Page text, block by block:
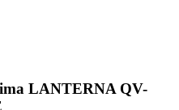
LANTERNA QV-